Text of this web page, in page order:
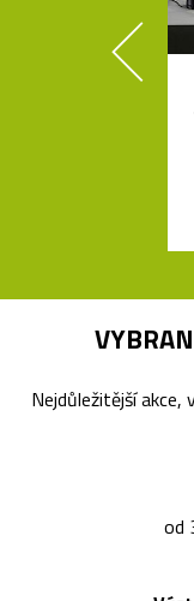
Nejdůležitější
od